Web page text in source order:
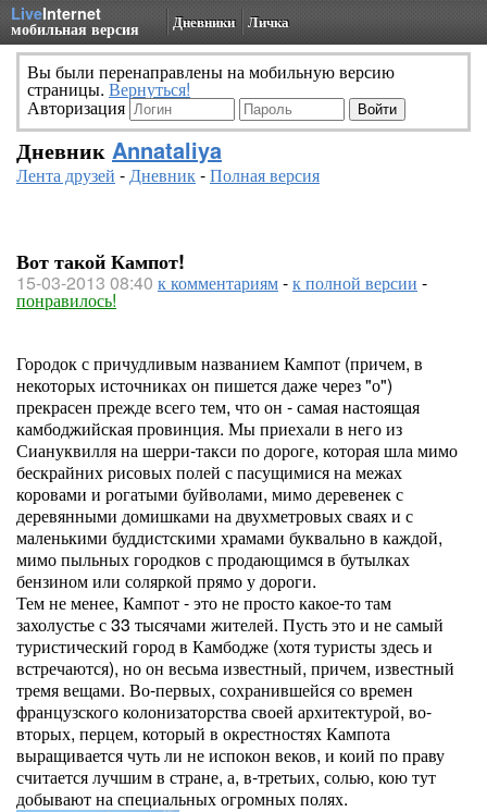
LiveInternet
мобильная версия Дневники Личка
Вы были перенаправлены на мобильную версию
страницы. Вернуться!
Авторизация
Дневник Annataliya
Лента друзей -Дневник-Полная версия
Вот такой Кампот!
15-03-2013 08:40 к комментариям-к полной версии -
понравилось!
Городок с причудливым названием Кампот (причем, в
некоторых источниках он пишется даже через "о")
прекрасен прежде всего тем, что он - самая настоящая
камбоджийская провинция. Мы приехали в него из
Сиануквилля на шерри-такси по дороге, которая шла мимо
бескрайних рисовых полей с пасущимися на межах
коровами и рогатыми буйволами, мимо деревенек с
деревянными домишками на двухметровых сваях и с
маленькими буддистскими храмами буквально в каждой,
мимо пыльных городков с продающимся в бутылках
бензином или соляркой прямо у дороги.
Тем не менее, Кампот - это не просто какое-то там
захолустье с 33 тысячами жителей. Пусть это и не самый
туристический город в Камбодже (хотя туристы здесь и
встречаются), но он весьма известный, причем, известный
тремя вещами. Во-первых, сохранившейся со времен
французского колонизаторства своей архитектурой, во-
вторых, перцем, который в окрестностях Кампота
выращивается чуть ли не испокон веков, и коий по праву
считается лучшим в стране, а, в-третьих, солью, кою тут
добывают на специальных огромных полях.